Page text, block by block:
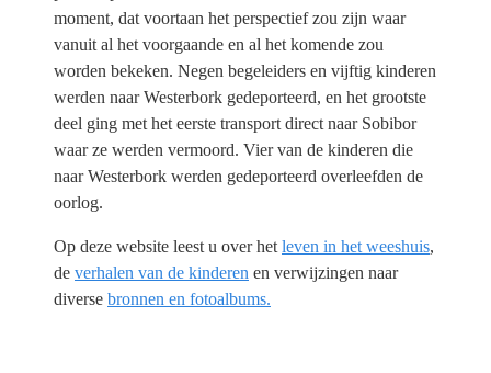
moment, dat voortaan het perspectief zou zijn waar
vanuit al het voorgaande en al het komende zou
worden bekeken. Negen begeleiders en vijftig kinderen
werden naar Westerbork gedeporteerd, en het grootste
deel ging met het eerste transport direct naar Sobibor
waar ze werden vermoord. Vier van de kinderen die
naar Westerbork werden gedeporteerd overleefden de
oorlog.
Op deze website leest u over het leven in het weeshuis,
de verhalen van de kinderen en verwijzingen naar
diverse bronnen en fotoalbums.